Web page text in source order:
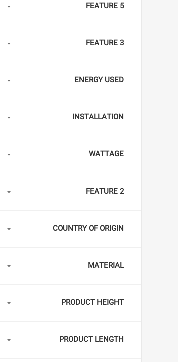
FEATURE 5
FEATURE 3
ENERGY USED
INSTALLATION
WATTAGE
FEATURE 2
COUNTRY OF ORIGIN
MATERIAL
PRODUCT HEIGHT
PRODUCT LENGTH